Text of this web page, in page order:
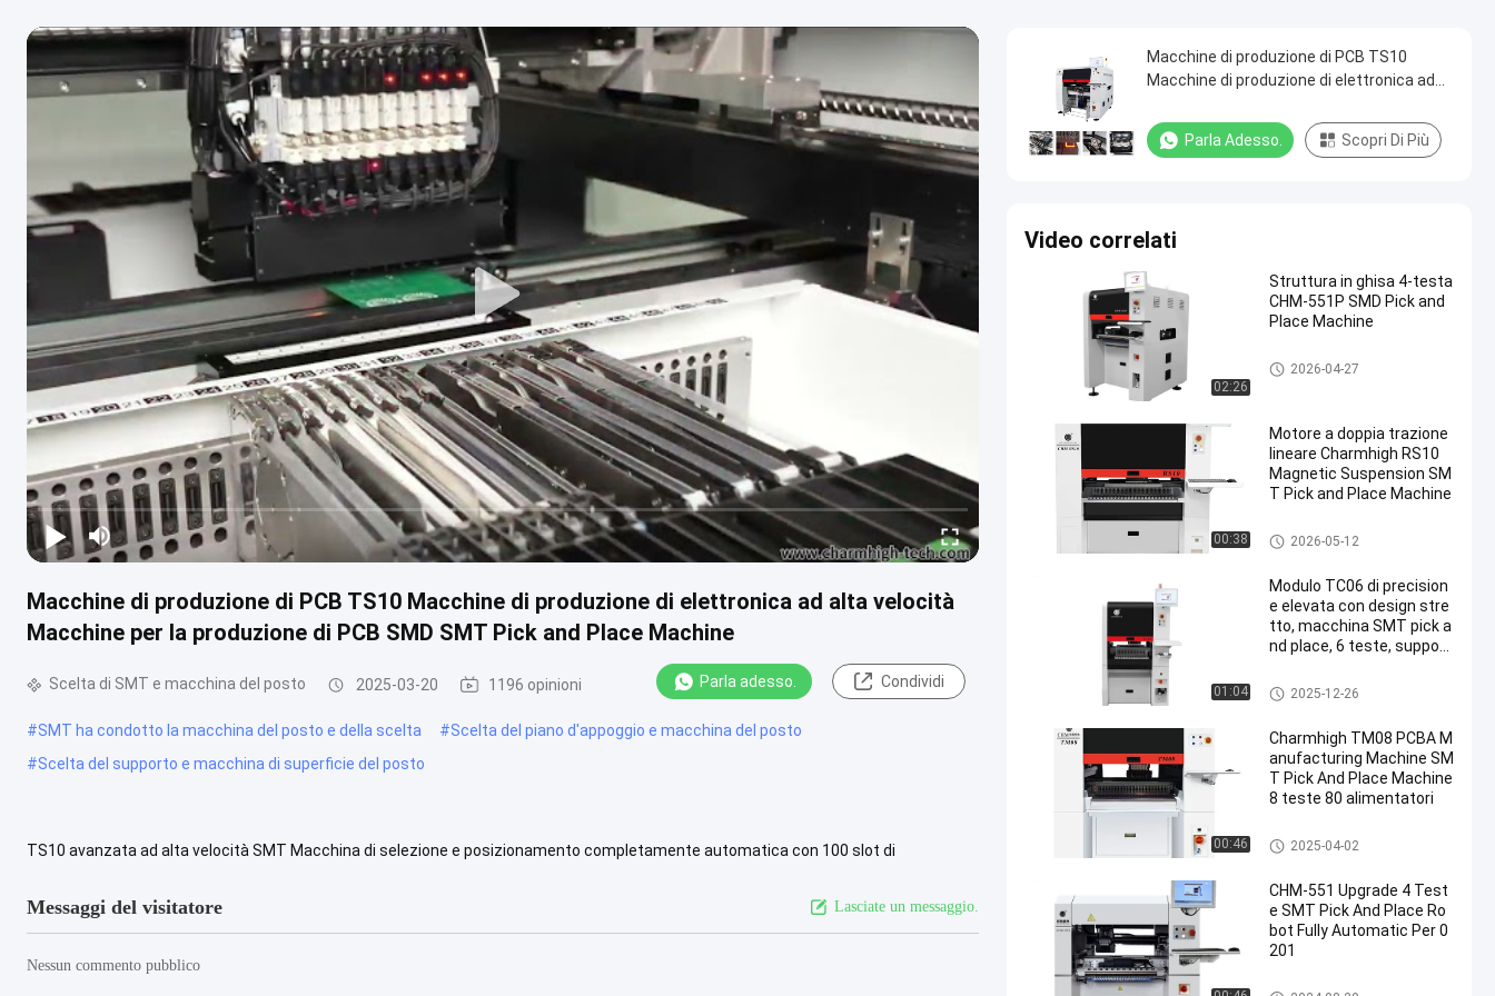
Macchine di produzione di PCB TS10 Macchine di produzione di elettronica ad alta velocità
Macchine per la produzione di PCB SMD SMT Pick and Place Machine
Scelta di SMT e macchina del posto 2025-03-20 1196 opinioni Parla adesso. Condividi
#SMT ha condotto la macchina del posto e della scelta #Scelta del piano d'appoggio e macchina del posto
#Scelta del supporto e macchina di superficie del posto
TS10 avanzata ad alta velocità SMT Macchina di selezione e posizionamento completamente automatica con 100 slot di
Messaggi del visitatore Lasciate un messaggio.
Nessun commento pubblico
Macchine di produzione di PCB TS10
Macchine di produzione di elettronica ad
PCB SMD SMT Pick and Place Machine
Parla Adesso. Scopri Di Più
Video correlati
02:26
Struttura in ghisa 4-testa
CHM-551P SMD Pick and
Place Machine
Scelta di SMT e macchina del
posto
2026-04-27
00:38
Motore a doppia trazione
lineare Charmhigh RS10
Magnetic Suspension SM
T Pick and Place Machine
Scelta di SMT e macchina del
posto
2026-05-12
01:04
Modulo TC06 di precision
e elevata con design stre
tto, macchina SMT pick a
nd place, 6 teste, support
Scelta di SMT e macchina del
posto
2025-12-26
00:46
Charmhigh TM08 PCBA M
anufacturing Machine SM
T Pick And Place Machine
8 teste 80 alimentatori
Scelta di SMT e macchina del
posto
2025-04-02
CHM-551 Upgrade 4 Test
e SMT Pick And Place Ro
bot Fully Automatic Per 0
201
Scelta di SMT e macchina del